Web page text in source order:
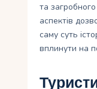
та
аспектiв
саму суть
вплинути на